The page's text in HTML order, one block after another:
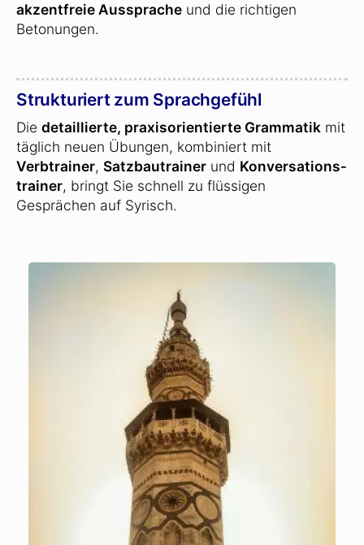
akzentfreie Aussprache und die richtigen
Betonungen.
Strukturiert zum Sprachgefühl
Die detaillierte, praxisorientierte Grammatik mit
täglich neuen Übungen, kombiniert mit
Verbtrainer, Satzbautrainer und Konversations­
trainer, bringt Sie schnell zu flüssigen
Gesprächen auf Syrisch.